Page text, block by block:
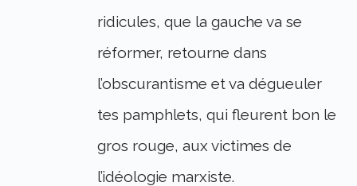
ridicules, que la gauche va se
réformer, retourne dans
l’obscurantisme et va dégueuler
tes pamphlets, qui fleurent bon le
gros rouge, aux victimes de
l’idéologie marxiste.